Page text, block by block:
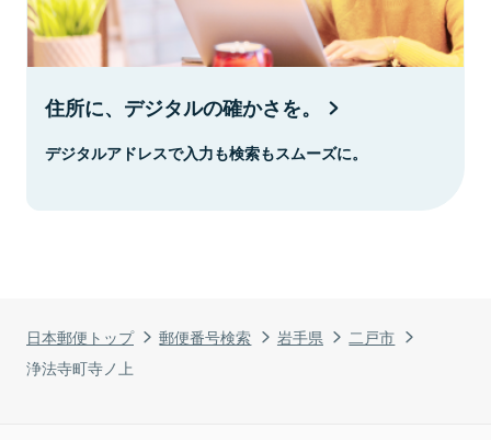
日本郵便トップ 郵便番号検索 岩手県
二戸市
浄法寺町寺ノ上
住所に、デジタルの確かさを。
デジタルアドレスで入力も検索もスムーズに。